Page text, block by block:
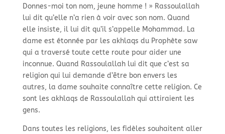
Donnes-moi ton nom, jeune homme ! » Rassoulallah
lui dit qu’elle n’a rien à voir avec son nom. Quand
elle insiste, il lui dit qu’il s’appelle Mohammad. La
dame est étonnée par les akhlaqs du Prophète saw
qui a traversé toute cette route pour aider une
inconnue. Quand Rassoulallah lui dit que c’est sa
religion qui lui demande d’être bon envers les
autres, la dame souhaite connaître cette religion. Ce
sont les akhlaqs de Rassoulallah qui attiraient les
gens.
Dans toutes les religions, les fidèles souhaitent aller